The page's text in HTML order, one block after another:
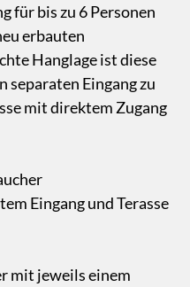
für bis zu 6 Personen
erbauten
Hanglage ist diese
separaten Eingang zu
mit direktem Zugang
Eingang und Terasse
mit jeweils einem